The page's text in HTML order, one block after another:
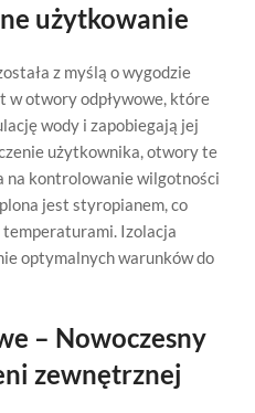
użytkowanie
z myślą o wygodzie
w otwory odpływowe, które
wody i zapobiegają jej
użytkownika, otwory te
na kontrolowanie wilgotności
jest styropianem, co
Izolacja
optymalnych warunków do
– Nowoczesny
zewnętrznej